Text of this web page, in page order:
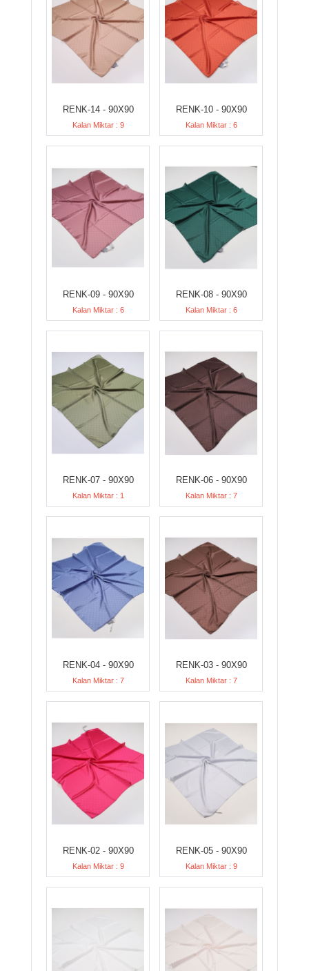
RENK-14 - 90X90
Kalan Miktar : 9
RENK-10 - 90X90
Kalan Miktar : 6
RENK-09 - 90X90
Kalan Miktar : 6
RENK-08 - 90X90
Kalan Miktar : 6
RENK-07 - 90X90
Kalan Miktar : 1
RENK-06 - 90X90
Kalan Miktar : 7
RENK-04 - 90X90
Kalan Miktar : 7
RENK-03 - 90X90
Kalan Miktar : 7
RENK-02 - 90X90
Kalan Miktar : 9
RENK-05 - 90X90
Kalan Miktar : 9